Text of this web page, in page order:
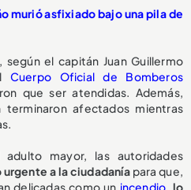
murió asfixiado bajo una pila de
el capitán Juan Guillermo
Cuerpo Oficial de Bomberos
que ser atendidas. Además,
terminaron afectados mientras
mayor, las autoridades
a la ciudadaníapara que,
delicadas como un incendio, lo